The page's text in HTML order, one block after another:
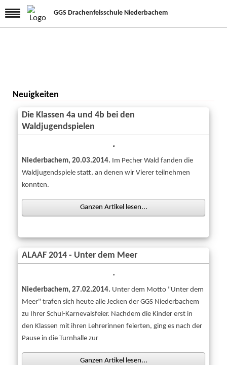
GGS Drachenfelsschule Niederbachem
Startseite
Allgemeines
Neuigkeiten
Videos
Termine
Schul-ABC
Kollegium
OGS
Schulpflegschaft
Links
Impressum
Kontakt
Neuigkeiten
Die Klassen 4a und 4b bei den
Waldjugendspielen
Niederbachem, 20.03.2014. Im Pecher Wald fanden die
Waldjugendspiele statt, an denen wir Vierer teilnehmen
konnten.
Ganzen Artikel lesen...
ALAAF 2014 - Unter dem Meer
Niederbachem, 27.02.2014. Unter dem Motto "Unter dem
Meer" trafen sich heute alle Jecken der GGS Niederbachem
zu Ihrer Schul-Karnevalsfeier. Nachdem die Kinder erst in
den Klassen mit ihren Lehrerinnen feierten, ging es nach der
Pause in die Turnhalle zur
Ganzen Artikel lesen...